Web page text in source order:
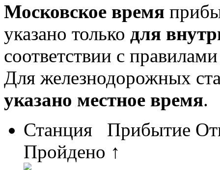
Московское время
указано только для
соответствии с
Для железнодорожных
указано местное время.
Станция
Прибытие
Пройдено ↑